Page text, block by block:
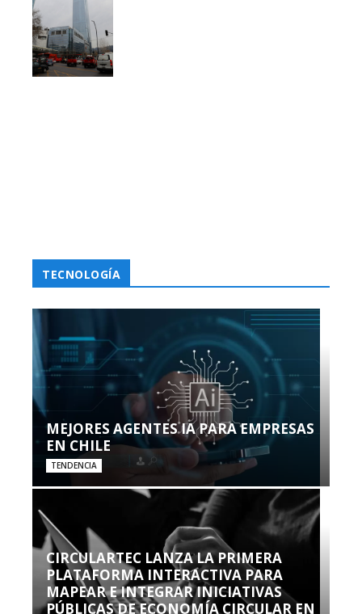
TECNOLOGÍA
MEJORES AGENTES IA PARA EMPRESAS
EN CHILE
TENDENCIA
CIRCULARTEC LANZA LA PRIMERA
PLATAFORMA INTERACTIVA PARA
MAPEAR E INTEGRAR INICIATIVAS
PÚBLICAS DE ECONOMÍA CIRCULAR EN